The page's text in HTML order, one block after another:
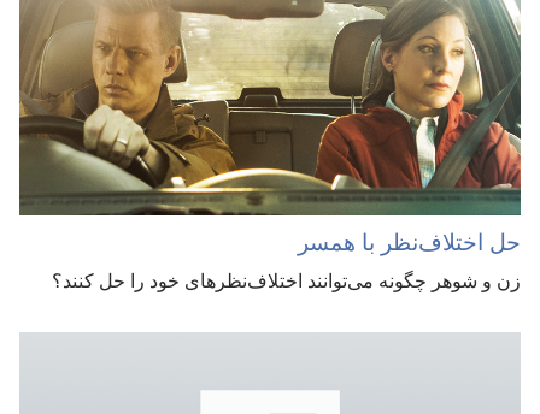
حل اختلاف‌نظر با همسر
زن و شوهر چگونه می‌توانند اختلاف‌نظرهای خود را حل کنند؟‏